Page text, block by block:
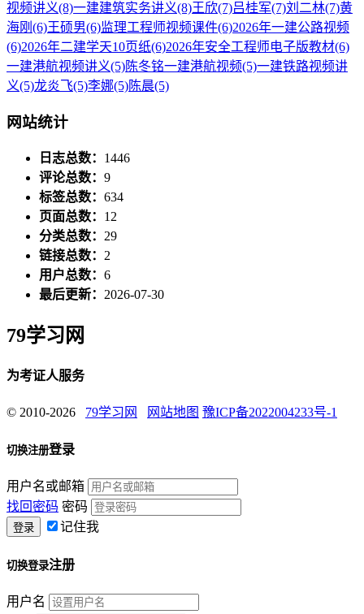
视频讲义(8)一建建筑实务讲义(8)王欣(7)吕桂军(7)刘二林(7)黄
海刚 (6)王硕男(6)监理工程师视频课件(6)2026年一建公路视频
(6)2026年二建学天10页纸(6)2026年安全工程师电子版教材(6)
一建港航视频讲义(5)陈冬铭一建港航视频(5)一建铁路视频讲
义(5)龙炎飞(5)李娜(5)陈晨(5)
网站统计
日志总数： 1446
评论总数： 9
标签总数： 634
页面总数： 12
分类总数： 29
链接总数： 2
用户总数： 6
最后更新： 2026-07-30
79学习网
为考证人服务
© 2010-2026 79学习网 网站地图 豫ICP备2022004233号-1
切换注册登录
用户名或邮箱
找回密码 密码
记住我
切换登录注册
用户名